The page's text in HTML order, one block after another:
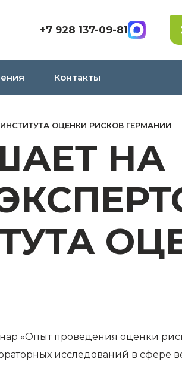
+7 928 137-09-81
Контакты
ОЦЕНКИ РИСКОВ ГЕРМАНИИ
НА
«Опыт проведения оценки
исследований в сфере